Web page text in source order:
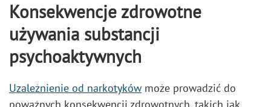
Konsekwencje zdrowotne
używania substancji
psychoaktywnych
Uzależnienie od narkotyków może prowadzić do